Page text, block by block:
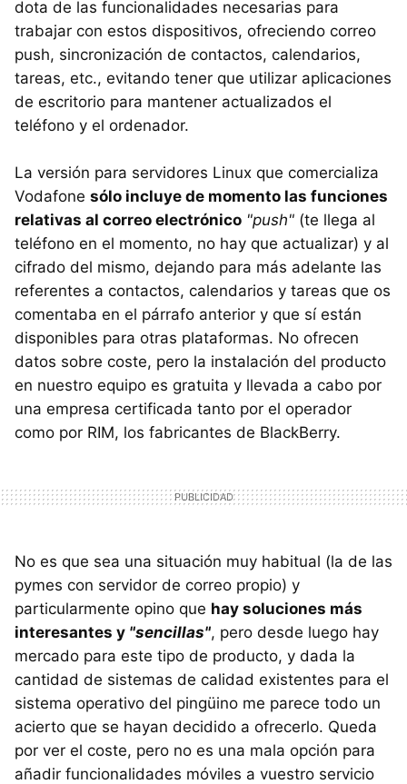
dota de las funcionalidades necesarias para
trabajar con estos dispositivos, ofreciendo correo
push, sincronización de contactos, calendarios,
tareas, etc., evitando tener que utilizar aplicaciones
de escritorio para mantener actualizados el
teléfono y el ordenador.
La versión para servidores Linux que comercializa
Vodafone sólo incluye de momento las funciones
relativas al correo electrónico "push" (te llega al
teléfono en el momento, no hay que actualizar) y al
cifrado del mismo, dejando para más adelante las
referentes a contactos, calendarios y tareas que os
comentaba en el párrafo anterior y que sí están
disponibles para otras plataformas. No ofrecen
datos sobre coste, pero la instalación del producto
en nuestro equipo es gratuita y llevada a cabo por
una empresa certificada tanto por el operador
como por RIM, los fabricantes de BlackBerry.
No es que sea una situación muy habitual (la de las
pymes con servidor de correo propio) y
particularmente opino que hay soluciones más
interesantes y "sencillas", pero desde luego hay
mercado para este tipo de producto, y dada la
cantidad de sistemas de calidad existentes para el
sistema operativo del pingüino me parece todo un
acierto que se hayan decidido a ofrecerlo. Queda
por ver el coste, pero no es una mala opción para
añadir funcionalidades móviles a vuestro servicio